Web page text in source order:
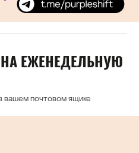
ЕЖЕНЕДЕЛЬНУЮ
вашем почтовом ящике